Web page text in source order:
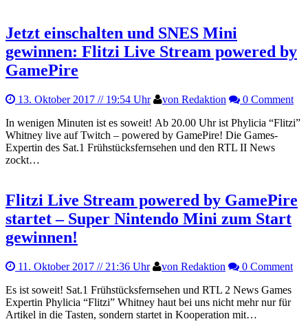
Jetzt einschalten und SNES Mini
gewinnen: Flitzi Live Stream powered by
GamePire
13. Oktober 2017 // 19:54 Uhr von Redaktion
0 Comment
In wenigen Minuten ist es soweit! Ab 20.00 Uhr ist Phylicia “Flitzi”
Whitney live auf Twitch – powered by GamePire! Die Games-
Expertin des Sat.1 Frühstücksfernsehen und den RTL II News
zockt…
Flitzi Live Stream powered by GamePire
startet – Super Nintendo Mini zum Start
gewinnen!
11. Oktober 2017 // 21:36 Uhr von Redaktion
0 Comment
Es ist soweit! Sat.1 Frühstücksfernsehen und RTL 2 News Games
Expertin Phylicia “Flitzi” Whitney haut bei uns nicht mehr nur für
Artikel in die Tasten, sondern startet in Kooperation mit…